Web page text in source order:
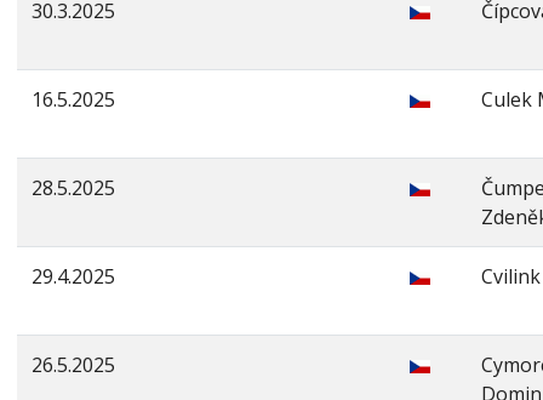
30.3.2025
16.5.2025 Culek
28.5.2025
29.4.2025
26.5.2025